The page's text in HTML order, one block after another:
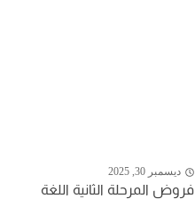
ديسمبر 30, 2025
فروض المرحلة الثانية اللغة